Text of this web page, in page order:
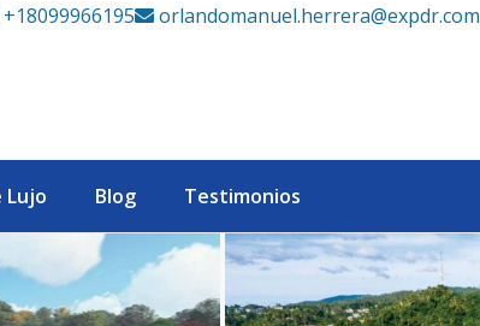
+18099966195 orlandomanuel.herrera@expdr.com
Lujo Blog Testimonios